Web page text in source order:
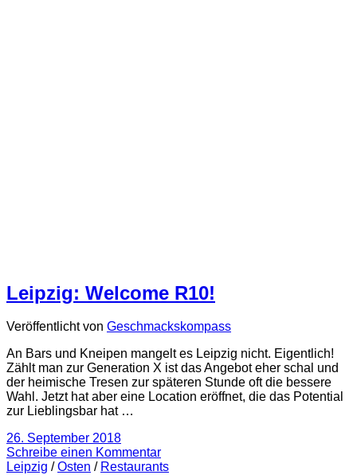
Leipzig: Welcome R10!
Veröffentlicht von Geschmackskompass
An Bars und Kneipen mangelt es Leipzig nicht. Eigentlich!
Zählt man zur Generation X ist das Angebot eher schal und
der heimische Tresen zur späteren Stunde oft die bessere
Wahl. Jetzt hat aber eine Location eröffnet, die das Potential
zur Lieblingsbar hat …
26. September 2018
Schreibe einen Kommentar
Leipzig / Osten / Restaurants